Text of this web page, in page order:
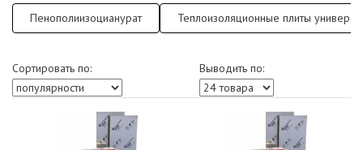
Пенополиизоцианурат Теплоизоляционные плиты
Сортировать по: Выводить по: